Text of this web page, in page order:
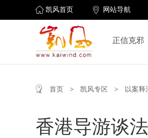
凯风首页 网站导航
正信克邪
首页 > 凯风专区 > 以案释
香港导游谈